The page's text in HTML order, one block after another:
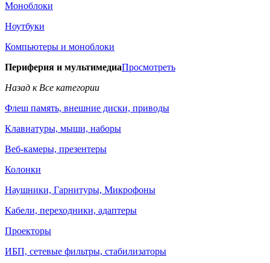
Моноблоки
Ноутбуки
Компьютеры и моноблоки
Периферия и мультимедиаПросмотреть
Назад к Все категории
Флеш память, внешние диски, приводы
Клавиатуры, мыши, наборы
Веб-камеры, презентеры
Колонки
Наушники, Гарнитуры, Микрофоны
Кабели, переходники, адаптеры
Проекторы
ИБП, сетевые фильтры, стабилизаторы